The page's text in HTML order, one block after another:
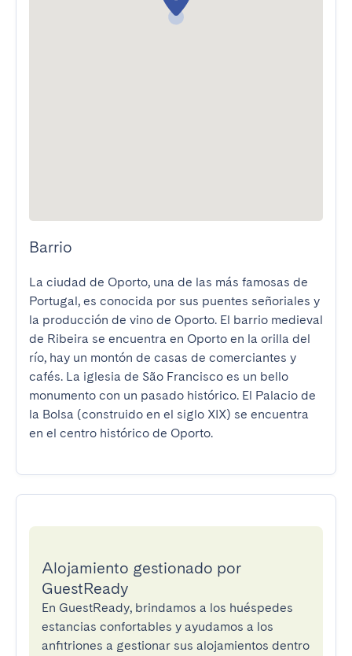
Barrio
La ciudad de Oporto, una de las más famosas de
Portugal, es conocida por sus puentes señoriales y
la producción de vino de Oporto. El barrio medieval
de Ribeira se encuentra en Oporto en la orilla del
río, hay un montón de casas de comerciantes y
cafés. La iglesia de São Francisco es un bello
monumento con un pasado histórico. El Palacio de
la Bolsa (construido en el siglo XIX) se encuentra
en el centro histórico de Oporto.
Alojamiento gestionado por
GuestReady
En GuestReady, brindamos a los huéspedes
estancias confortables y ayudamos a los
anfitriones a gestionar sus alojamientos dentro